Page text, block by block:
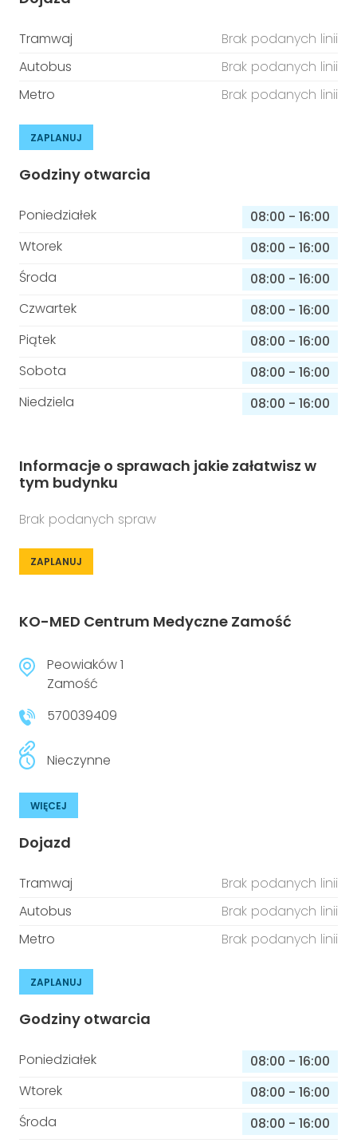
Tramwaj
Brak podanych linii
Autobus
Brak podanych linii
Metro
Brak podanych linii
ZAPLANUJ
Godziny otwarcia
Poniedziałek 08:00 - 16:00
Wtorek
08:00 - 16:00
Środa
08:00 - 16:00
Czwartek
08:00 - 16:00
Piątek
08:00 - 16:00
Sobota
08:00 - 16:00
Niedziela
08:00 - 16:00
Informacje o sprawach jakie załatwisz w
tym budynku
Brak podanych spraw
ZAPLANUJ
KO-MED Centrum Medyczne Zamość
Peowiaków 1
Zamość
570039409
Nieczynne
WIĘCEJ
Dojazd
Tramwaj
Brak podanych linii
Autobus
Brak podanych linii
Metro
Brak podanych linii
ZAPLANUJ
Godziny otwarcia
Poniedziałek 08:00 - 16:00
Wtorek
08:00 - 16:00
Środa
08:00 - 16:00